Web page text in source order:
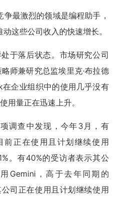
最激烈的领域是编程助手，
这些公司收入的快速增长。
于落后状态。市场研究公司
师兼研究总监埃里克·布拉德
企业组织中的使用几乎没有
用量正在迅速上升。
调查中发现，今年3月，有
前正在使用且计划继续使用
。有40%的受访者表示其公
Gemini，高于去年同期的
司正在使用且计划继续使用